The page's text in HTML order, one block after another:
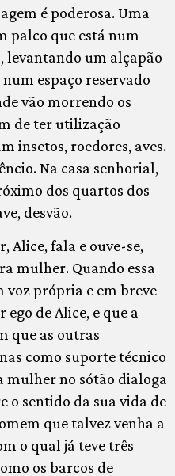
é poderosa. Uma
palco que está num
um alçapão
espaço reservado
vão morrendo os
de ter utilização
insetos, roedores, aves.
Na casa senhorial,
dos quartos dos
desvão.
Alice, fala e ouve-se,
mulher. Quando essa
própria e em breve
de Alice, e que a
que as outras
como suporte técnico
mulher no sótão dialoga
o sentido da sua vida de
que talvez venha a
o qual já teve três
os barcos de